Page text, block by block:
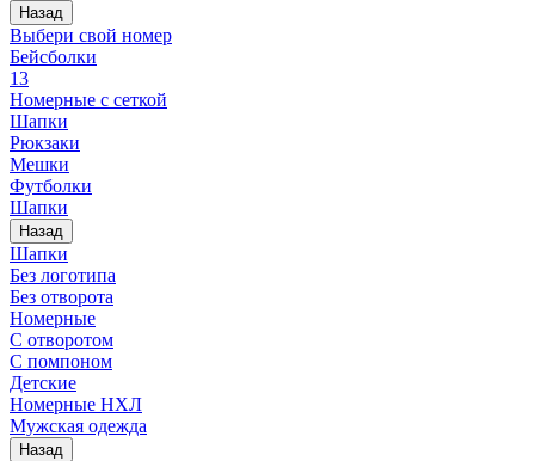
Назад
Выбери свой номер
Бейсболки
13
Номерные с сеткой
Шапки
Рюкзаки
Мешки
Футболки
Шапки
Назад
Шапки
Без логотипа
Без отворота
Номерные
С отворотом
С помпоном
Детские
Номерные НХЛ
Мужская одежда
Назад